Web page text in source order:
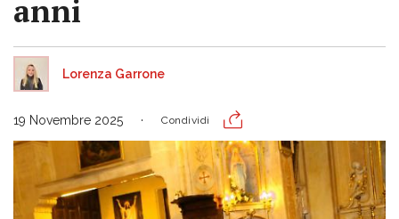
anni
Lorenza Garrone
19 Novembre 2025 Condividi